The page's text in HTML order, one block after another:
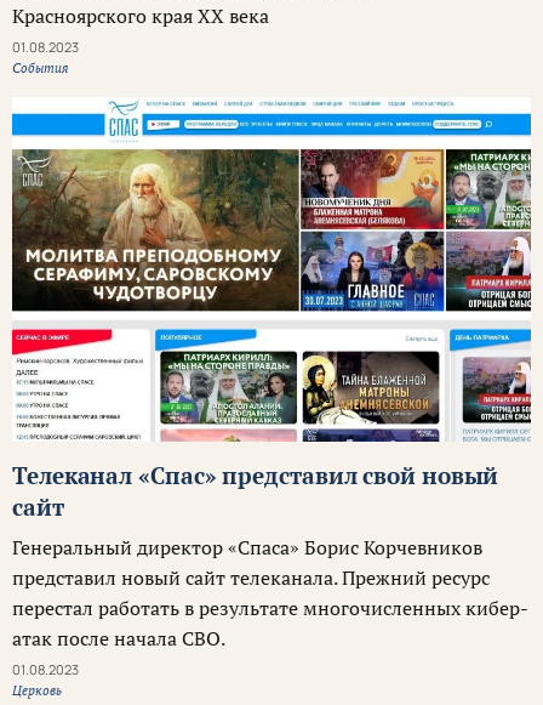
Красноярского края XX века
01.08.2023
События
Телеканал «Спас» представил свой новый
сайт
Генеральный директор «Спаса» Борис Корчевников
представил новый сайт телеканала. Прежний ресурс
перестал работать в результате многочисленных кибер-
атак после начала СВО.
01.08.2023
Церковь